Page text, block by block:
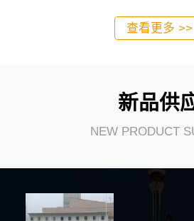
查看更多 >>
新品供
NEW PRODUCT